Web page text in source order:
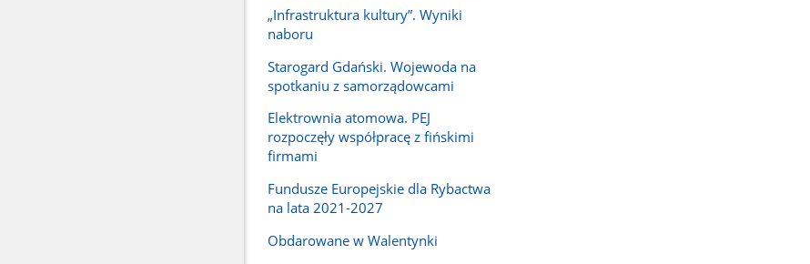
„Infrastruktura kultury”. Wyniki
naboru
Starogard Gdański. Wojewoda na
spotkaniu z samorządowcami
Elektrownia atomowa. PEJ
rozpoczęły współpracę z fińskimi
firmami
Fundusze Europejskie dla Rybactwa
na lata 2021-2027
Obdarowane w Walentynki